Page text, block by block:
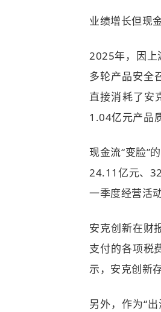
业绩增长但现
2025年，因上
多轮产品安全
直接消耗了安
1.04亿元产品
现金流“变脸”
24.11亿元、
一季度经营活
安克创新在财
支付的各项税
示，安克创新
另外，作为“